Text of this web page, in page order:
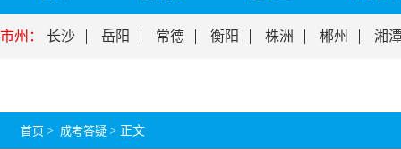
市州： 长沙 岳阳 常德 衡阳 株洲 郴州 湘
首页 > 成考答疑 > 正文